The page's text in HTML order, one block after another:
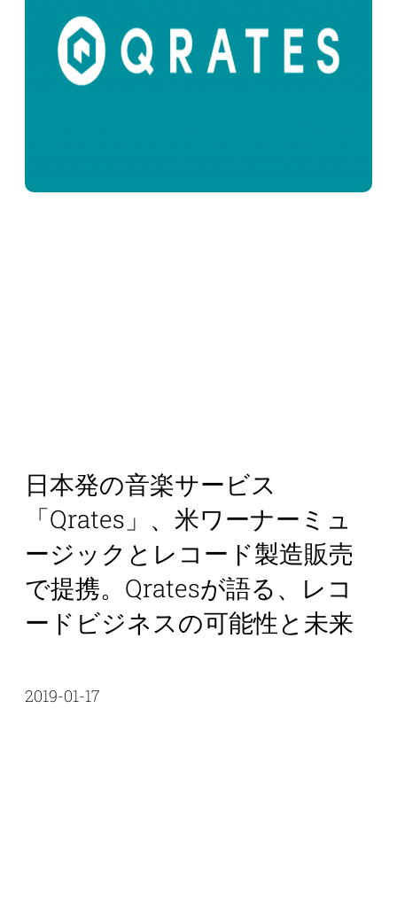
日本発の音楽サービス
「Qrates」、米ワーナーミュ
ージックとレコード製造販売
で提携。Qratesが語る、レコ
ードビジネスの可能性と未来
2019-01-17